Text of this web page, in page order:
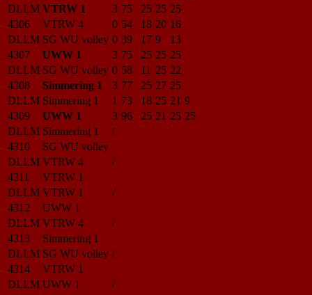
DLLM VTRW 1 3 75 25 25 25
4306
VTRW 4 0 54 18 20 16
DLLM SG WU volley 0 39 17 9
13
4307
UWW 1 3 75 25 25 25
DLLM SG WU volley 0 58 11 25 22
4308
Simmering 1 3 77 25 27 25
DLLM Simmering 1 1 73 18 25 21 9
4309
UWW 1 3 96 25 21 25 25
DLLM Simmering 1
/
4310
SG WU volley
DLLM VTRW 4
/
4311
VTRW 1
DLLM VTRW 1
/
4312
UWW 1
DLLM VTRW 4
/
4313
Simmering 1
DLLM SG WU volley /
4314
VTRW 1
DLLM UWW 1
/